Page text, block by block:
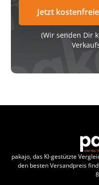
(Wir senden Dir
pakajo, das KI-gestützte
den besten Versandpreis